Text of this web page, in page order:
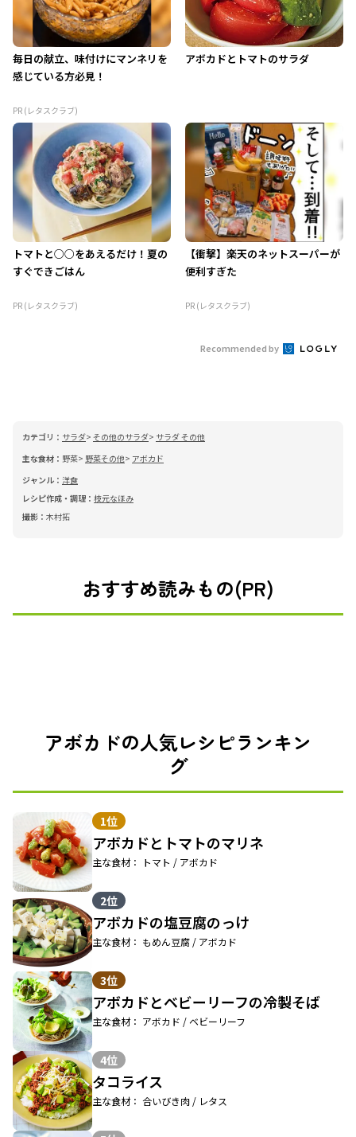
毎日の献立、味付けにマンネリを
感じている方必見！
PR (レタスクラブ)
アボカドとトマトのサラダ
トマトと○○をあえるだけ！夏の
すぐできごはん
PR (レタスクラブ)
【衝撃】楽天のネットスーパーが
便利すぎた
PR (レタスクラブ)
Recommended by
カテゴリ： サラダ その他のサラダ
サラダ その他
主な食材： 野菜 野菜その他
アボカド
ジャンル： 洋食
レシピ作成・調理： 枝元なほみ
撮影： 木村拓
おすすめ読みもの(PR)
アボカドの人気レシピランキン
グ
1位
アボカドとトマトのマリネ
主な食材： トマト / アボカド
2位
アボカドの塩豆腐のっけ
主な食材： もめん豆腐 / アボカド
3位
アボカドとベビーリーフの冷製そば
主な食材： アボカド / ベビーリーフ
4位
タコライス
主な食材： 合いびき肉 / レタス